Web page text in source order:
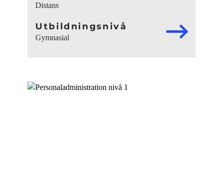
Distans
Utbildningsnivå
Gymnasial